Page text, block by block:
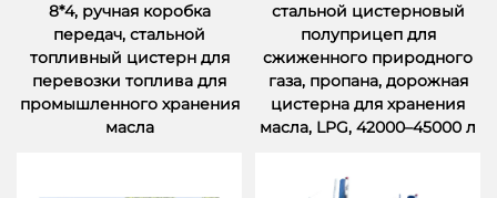
8*4, ручная коробка
передач, стальной
топливный цистерн для
перевозки топлива для
промышленного хранения
масла
стальной цистерновый
полуприцеп для
сжиженного природного
газа, пропана, дорожная
цистерна для хранения
масла, LPG, 42000–45000 л